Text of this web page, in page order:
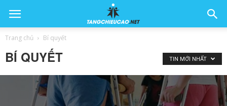
Trang chủ Bí quyết
BÍ QUYẾT TIN MỚI NHẤT